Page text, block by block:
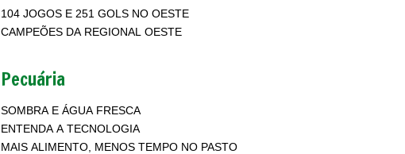
104 JOGOS E 251 GOLS NO OESTE
CAMPEÕES DA REGIONAL OESTE
Pecuária
SOMBRA E ÁGUA FRESCA
ENTENDA A TECNOLOGIA
MAIS ALIMENTO, MENOS TEMPO NO PASTO